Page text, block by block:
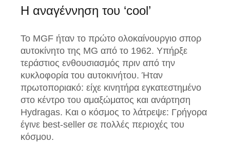
Η αναγέννηση του ‘cool’
Το MGF ήταν το πρώτο ολοκαίνουργιο σπορ
αυτοκίνητο της MG από το 1962. Υπήρξε
τεράστιος ενθουσιασμός πριν από την
κυκλοφορία του αυτοκινήτου. Ήταν
πρωτοποριακό: είχε κινητήρα εγκατεστημένο
στο κέντρο του αμαξώματος και ανάρτηση
Hydragas. Και ο κόσμος το λάτρεψε: Γρήγορα
έγινε best-seller σε πολλές περιοχές του
κόσμου.